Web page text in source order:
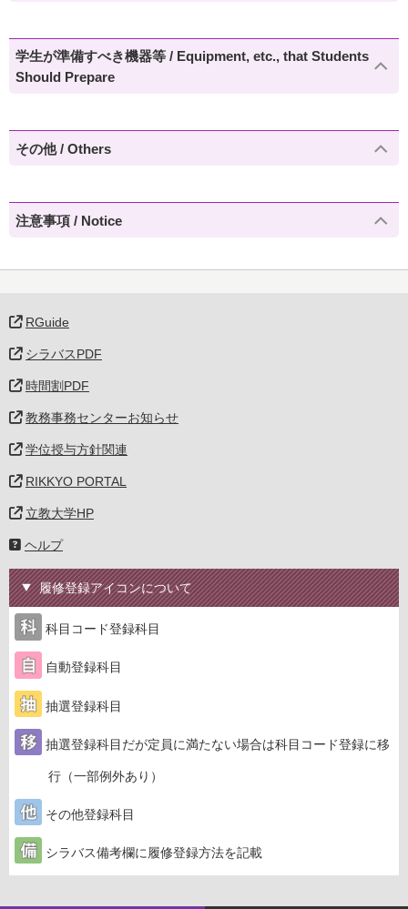
学生が準備すべき機器等 / Equipment, etc., that Students
Should Prepare
その他 / Others
注意事項 / Notice
RGuide
シラバスPDF
時間割PDF
教務事務センターお知らせ
学位授与方針関連
RIKKYO PORTAL
立教大学HP
ヘルプ
履修登録アイコンについて
科目コード登録科目
自動登録科目
抽選登録科目
抽選登録科目だが定員に満たない場合は科目コード登録に移
行（一部例外あり）
その他登録科目
シラバス備考欄に履修登録方法を記載